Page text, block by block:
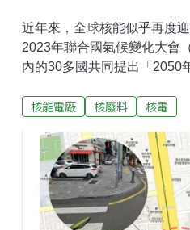
近年來，全球核能似乎再度
2023年聯合國氣候變化大會
內的30多國共同提出「2050
及滿足未來電力需求。然而
碳排放，恐怕忽略了真正決
任美國中央情報局（CIA）
麻省理工學院（MIT）榮譽
Deutch）2026年6月底發表
濟因素》（Non-Economic
核能電廠 核廢料 核電